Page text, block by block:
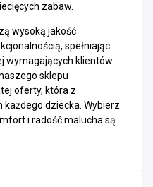
zabaw.
wysoką jakość
spełniając
wymagających klientów.
sklepu
oferty, która z
dziecka. Wybierz
i radość malucha są